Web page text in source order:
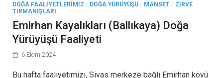
DOĞA FAALIYETLERIMIZ / DOĞA YÜRÜYÜŞÜ / MANSET / ZIRVE
TIRMANIŞLARI
Emirhan Kayalıkları (Ballıkaya) Doğa
Yürüyüşü Faaliyeti
6 Ekim 2024
Bu hafta faaliyetimizi, Sivas merkeze bağlı Emirhan köyü